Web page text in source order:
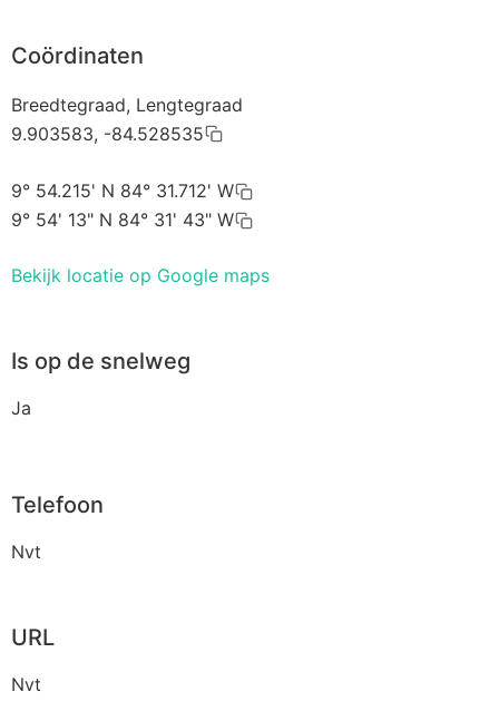
Coördinaten
Breedtegraad, Lengtegraad
9.903583, -84.528535
9° 54.215' N 84° 31.712' W
9° 54' 13" N 84° 31' 43" W
Bekijk locatie op Google maps
Is op de snelweg
Ja
Telefoon
Nvt
URL
Nvt